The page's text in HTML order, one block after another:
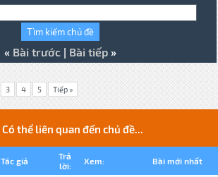
« Bài trước| Bài tiếp»
3 4 5 Tiếp »
Có thể liên quan đến chủ đề...
Tác giả
Trả
lời:
Xem: Bài mới nhất